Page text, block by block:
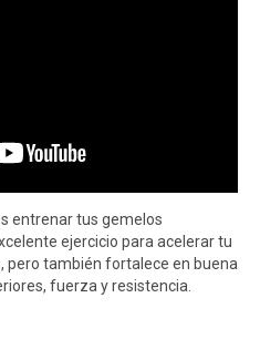
entrenar tus gemelos
ejercicio para acelerar tu
pero también fortalece en buena
fuerza y resistencia.